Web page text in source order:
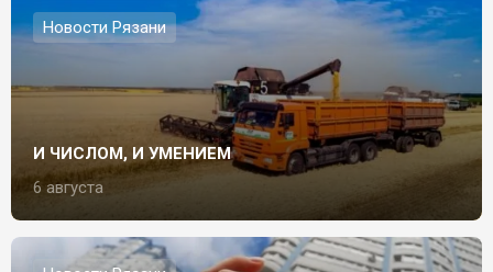
Новости Рязани
И ЧИСЛОМ, И УМЕНИЕМ
6 августа